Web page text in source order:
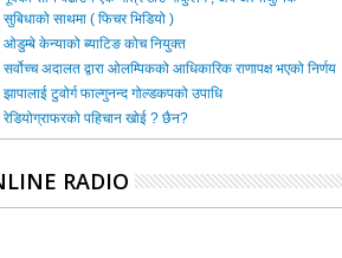
सुबिधाको साथमा ( फिचर भिडियो )
ओडुम्बे केन्याको ब्याटिङ कोच नियुक्त
सर्वोच्च अदालत द्वारा ओलम्पिकको आधिकारिक राणापक्ष भएको निर्णय
झापालाई टुवोर्ग फाल्गुनन्द गोल्डकपको उपाधि
रेडियोग्राफरको पहिचान खोई ? छैन?
RADIO